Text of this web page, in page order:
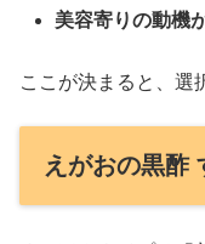
美容寄りの動機
ここが決まると、選
えがおの黒酢